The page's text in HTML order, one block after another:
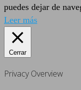
puedes dejar de
Leer más
Cerrar
Privacy Overview